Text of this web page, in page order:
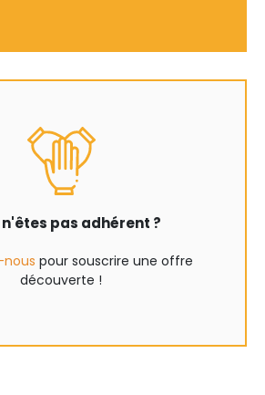
pas adhérent ?
pour souscrire une offre
découverte !